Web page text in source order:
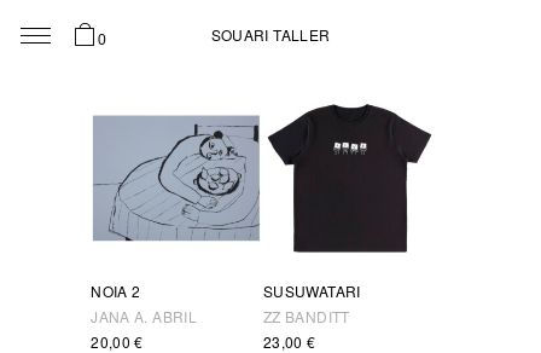
SOUARI TALLER
0
NOIA 2
JANA A. ABRIL
20,00€
SUSUWATARI
ZZ BANDITT
23,00€